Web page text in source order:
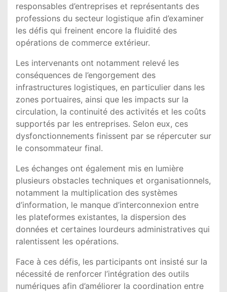
responsables d’entreprises et représentants des
professions du secteur logistique afin d’examiner
les défis qui freinent encore la fluidité des
opérations de commerce extérieur.
Les intervenants ont notamment relevé les
conséquences de l’engorgement des
infrastructures logistiques, en particulier dans les
zones portuaires, ainsi que les impacts sur la
circulation, la continuité des activités et les coûts
supportés par les entreprises. Selon eux, ces
dysfonctionnements finissent par se répercuter sur
le consommateur final.
Les échanges ont également mis en lumière
plusieurs obstacles techniques et organisationnels,
notamment la multiplication des systèmes
d’information, le manque d’interconnexion entre
les plateformes existantes, la dispersion des
données et certaines lourdeurs administratives qui
ralentissent les opérations.
Face à ces défis, les participants ont insisté sur la
nécessité de renforcer l’intégration des outils
numériques afin d’améliorer la coordination entre